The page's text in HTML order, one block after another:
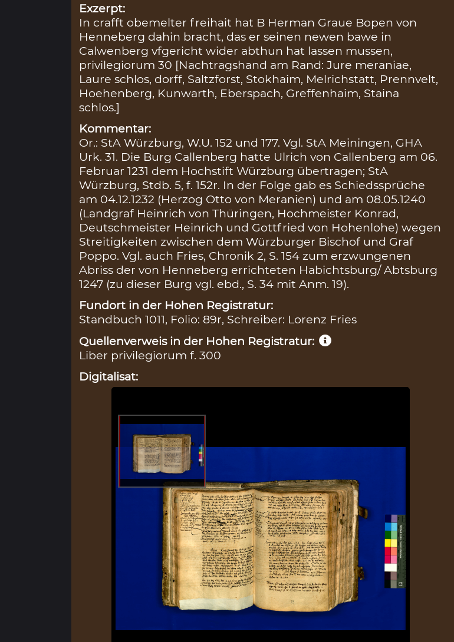
Exzerpt:
In crafft obemelter freihait hat B Herman Graue Bopen von
Henneberg dahin bracht, das er seinen newen bawe in
Calwenberg vfgericht wider abthun hat lassen mussen,
privilegiorum 30 [Nachtragshand am Rand: Jure meraniae,
Laure schlos, dorff, Saltzforst, Stokhaim, Melrichstatt, Prennvelt,
Hoehenberg, Kunwarth, Eberspach, Greffenhaim, Staina
schlos.]
Kommentar:
Or.: StA Würzburg, W.U. 152 und 177. Vgl. StA Meiningen, GHA
Urk. 31. Die Burg Callenberg hatte Ulrich von Callenberg am 06.
Februar 1231 dem Hochstift Würzburg übertragen; StA
Würzburg, Stdb. 5, f. 152r. In der Folge gab es Schiedssprüche
am 04.12.1232 (Herzog Otto von Meranien) und am 08.05.1240
(Landgraf Heinrich von Thüringen, Hochmeister Konrad,
Deutschmeister Heinrich und Gottfried von Hohenlohe) wegen
Streitigkeiten zwischen dem Würzburger Bischof und Graf
Poppo. Vgl. auch Fries, Chronik 2, S. 154 zum erzwungenen
Abriss der von Henneberg errichteten Habichtsburg/ Abtsburg
1247 (zu dieser Burg vgl. ebd., S. 34 mit Anm. 19).
Fundort in der Hohen Registratur:
Standbuch 1011, Folio: 89r, Schreiber: Lorenz Fries
Quellenverweis in der Hohen Registratur:
Liber privilegiorum f. 300
Digitalisat: